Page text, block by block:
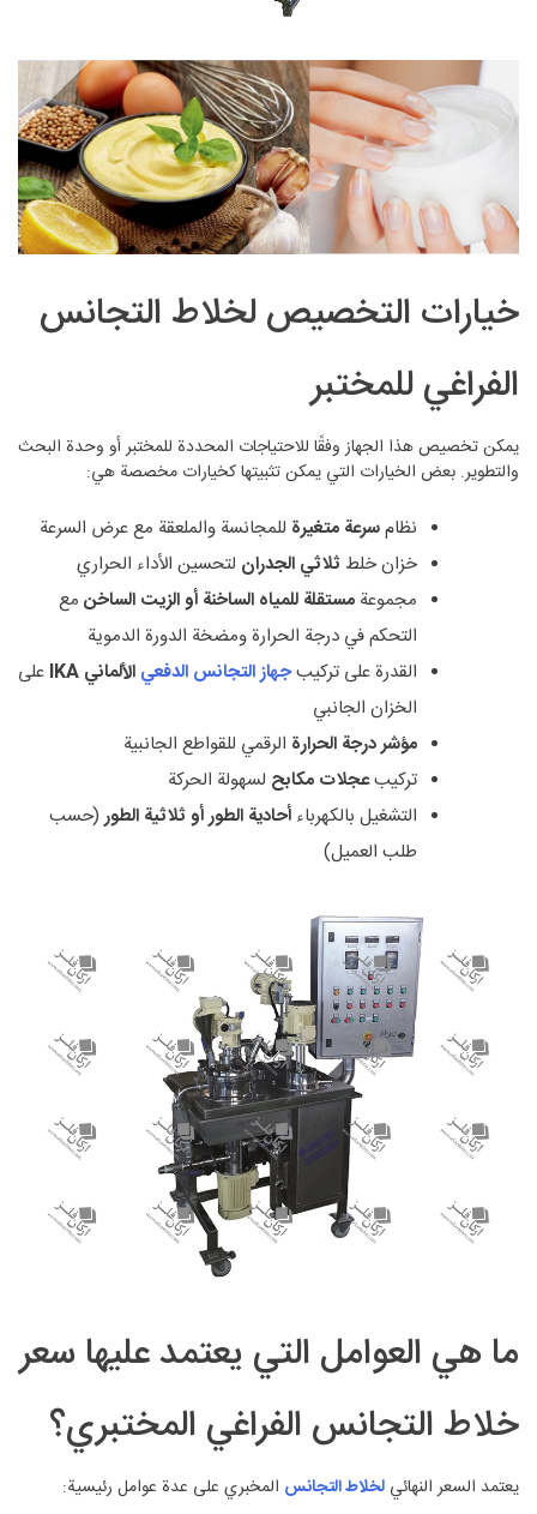
خيارات التخصيص لخلاط التجانس
الفراغي للمختبر
يمكن تخصيص هذا الجهاز وفقًا للاحتياجات المحددة للمختبر أو وحدة البحث
والتطوير. بعض الخيارات التي يمكن تثبيتها كخيارات مخصصة هي:
نظامسرعة متغيرة للمجانسة والملعقة مع عرض السرعة
خزان خلط ثلاثي الجدران لتحسين الأداء الحراري
مجموعة مستقلة للمياه الساخنة أو الزيت الساخن مع
التحكم في درجة الحرارة ومضخة الدورة الدموية
القدرة على تركيبجهاز التجانس الدفعي الألماني IKA
على
الخزان الجانبي
مؤشر درجة الحرارة الرقمي للقواطع الجانبية
تركيبعجلات مكابح لسهولة الحركة
التشغيل بالكهرباء أحادية الطور أو ثلاثية الطور(حسب
طلب العميل)
ما هي العوامل التي يعتمد عليها سعر
خلاط التجانس الفراغي المختبري؟
يعتمد السعر النهائي لخلاط التجانس المخبري على عدة عوامل رئيسية: